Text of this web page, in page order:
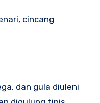
cincang
dan gula diuleni